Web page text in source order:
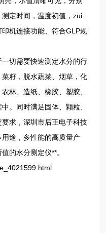
定时间，温度初值，zui
机连接功能、符合GLP规
一切需要快速测定水分的行
籽，脱水蔬菜、烟草，化
林、造纸、橡胶、塑胶、
。同时满足固体、颗粒、
求，深圳市后王电子科技
途，多性能的高质量产
的水分测定仪**。